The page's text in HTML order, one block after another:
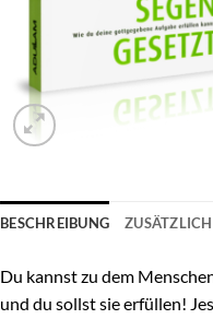
BESCHREIBUNG
Du kannst zu dem
und du sollst sie erfüllen!